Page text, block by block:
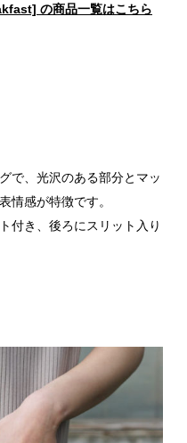
の商品一覧はこちら
で、光沢のある部分とマッ
情感が特徴です。
付き、後ろにスリット入り